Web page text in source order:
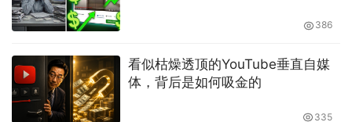
386
看似枯燥透顶的YouTube垂直自媒
体，背后是如何吸金的
335